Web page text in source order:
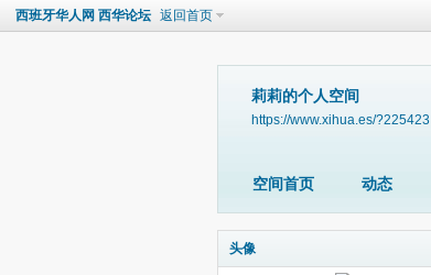
西班牙华人网 西华论坛 返回首页
莉莉的个人空间
https://www.xihua.es/?225423
空间首页 动态
头像